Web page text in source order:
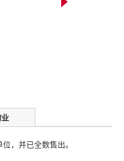
，并已全数售出。